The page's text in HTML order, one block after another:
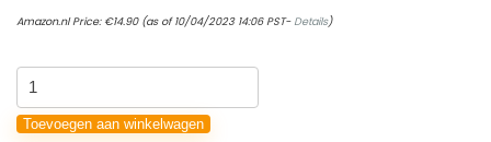
Amazon.nl Price: €14.90(as of 10/04/2023 14:06 PST- Details)
Bonsai
Modellering
Toevoegen aan winkelwagen